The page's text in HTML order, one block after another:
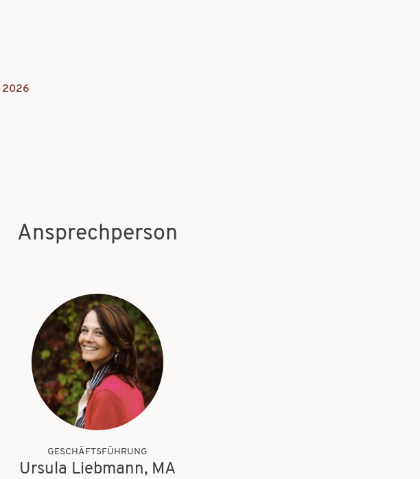
2026
Ansprechperson
GESCHÄFTSFÜHRUNG
Ursula Liebmann, MA